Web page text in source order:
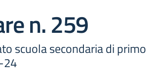
n. 259
scuola secondaria di primo
24